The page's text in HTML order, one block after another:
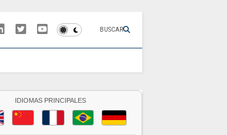
BUSCAR
IDIOMAS PRINCIPALES